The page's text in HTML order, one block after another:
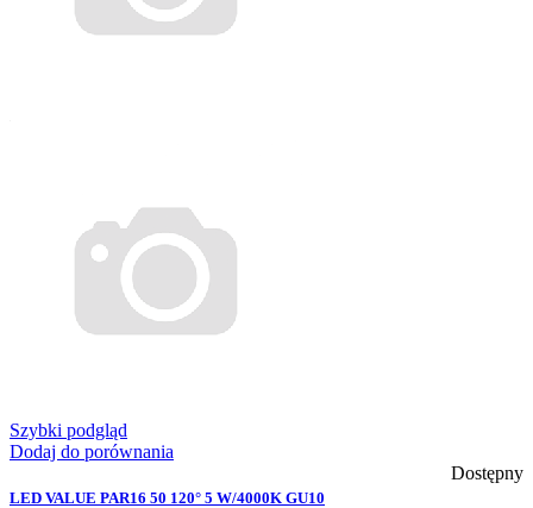
Szybki podgląd
Dodaj do porównania
Dostępny
LED VALUE PAR16 50 120° 5 W/4000K GU10